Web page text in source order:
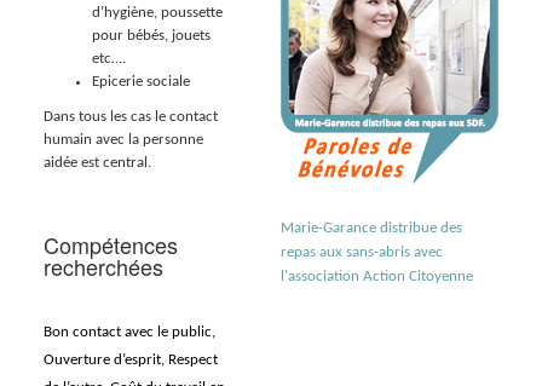
d’hygiène, poussette
pour bébés, jouets
etc….
Epicerie sociale
Dans tous les cas le contact
humain avec la personne
aidée est central.
Compétences
recherchées
Bon contact avec le public,
Ouverture d’esprit, Respect
Marie-Garance distribue des
repas aux sans-abris avec
l'association Action Citoyenne